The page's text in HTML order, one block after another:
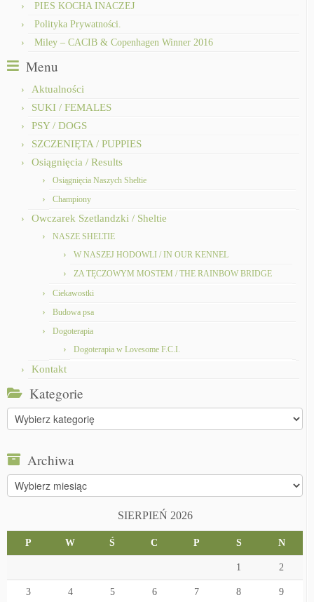
PIES KOCHA INACZEJ
Polityka Prywatności.
Miley – CACIB & Copenhagen Winner 2016
Menu
Aktualności
SUKI / FEMALES
PSY / DOGS
SZCZENIĘTA / PUPPIES
Osiągnięcia / Results
Osiągnięcia Naszych Sheltie
Championy
Owczarek Szetlandzki / Sheltie
NASZE SHELTIE
W NASZEJ HODOWLI / IN OUR KENNEL
ZA TĘCZOWYM MOSTEM / THE RAINBOW BRIDGE
Ciekawostki
Budowa psa
Dogoterapia
Dogoterapia w Lovesome F.C.I.
Kontakt
Kategorie
Kategorie
Archiwa
Archiwa
SIERPIEŃ 2026
P W Ś C P S N
1 2
3 4 5 6 7 8 9